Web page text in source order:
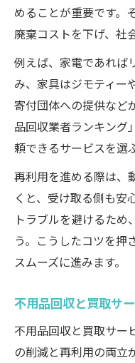
めることが重要です。
廃棄コストを下げ、社
例えば、家電であれば
み、家具はジモティー
寄付団体への提供など
品回収業者ランキング
頼できるサービスを選
再利用を進める際は、
くと、受け取る側も安
トラブルを避けるため
う。こうしたコツを押
スムーズに進みます。
不用品回収と買取サ
不用品回収と買取サー
の削減と再利用の両立